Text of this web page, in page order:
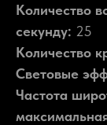
Количество
секунду: 25
Количество
Световые
Частота